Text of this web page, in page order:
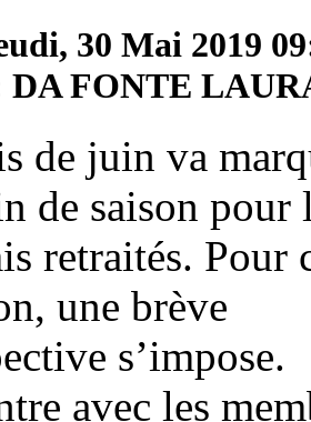
30 Mai 2019
DA FONTE
de juin va
de saison pour
retraités. Pour
une brève
s’impose.
avec les